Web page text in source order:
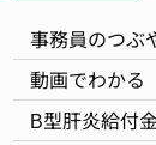
事務員のつぶ
動画でわかる
B型肝炎給付